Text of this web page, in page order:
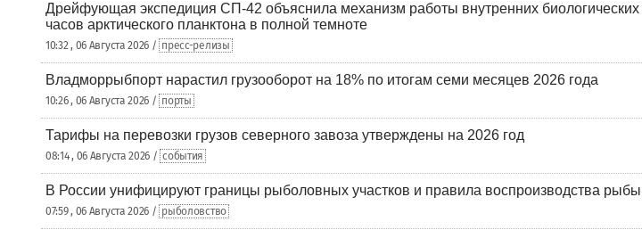
Дрейфующая экспедиция СП-42 объяснила механизм работы внутренних биологических
часов арктического планктона в полной темноте
10:32 , 06 Августа 2026 / пресс-релизы
Владморрыбпорт нарастил грузооборот на 18% по итогам семи месяцев 2026 года
10:26 , 06 Августа 2026 / порты
Тарифы на перевозки грузов северного завоза утверждены на 2026 год
08:14 , 06 Августа 2026 / события
В России унифицируют границы рыболовных участков и правила воспроизводства рыбы
07:59 , 06 Августа 2026 / рыболовство